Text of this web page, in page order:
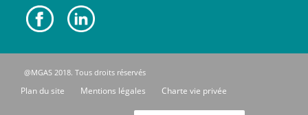
@MGAS 2018. Tous droits réservés
Plan du site Mentions légales Charte vie privée